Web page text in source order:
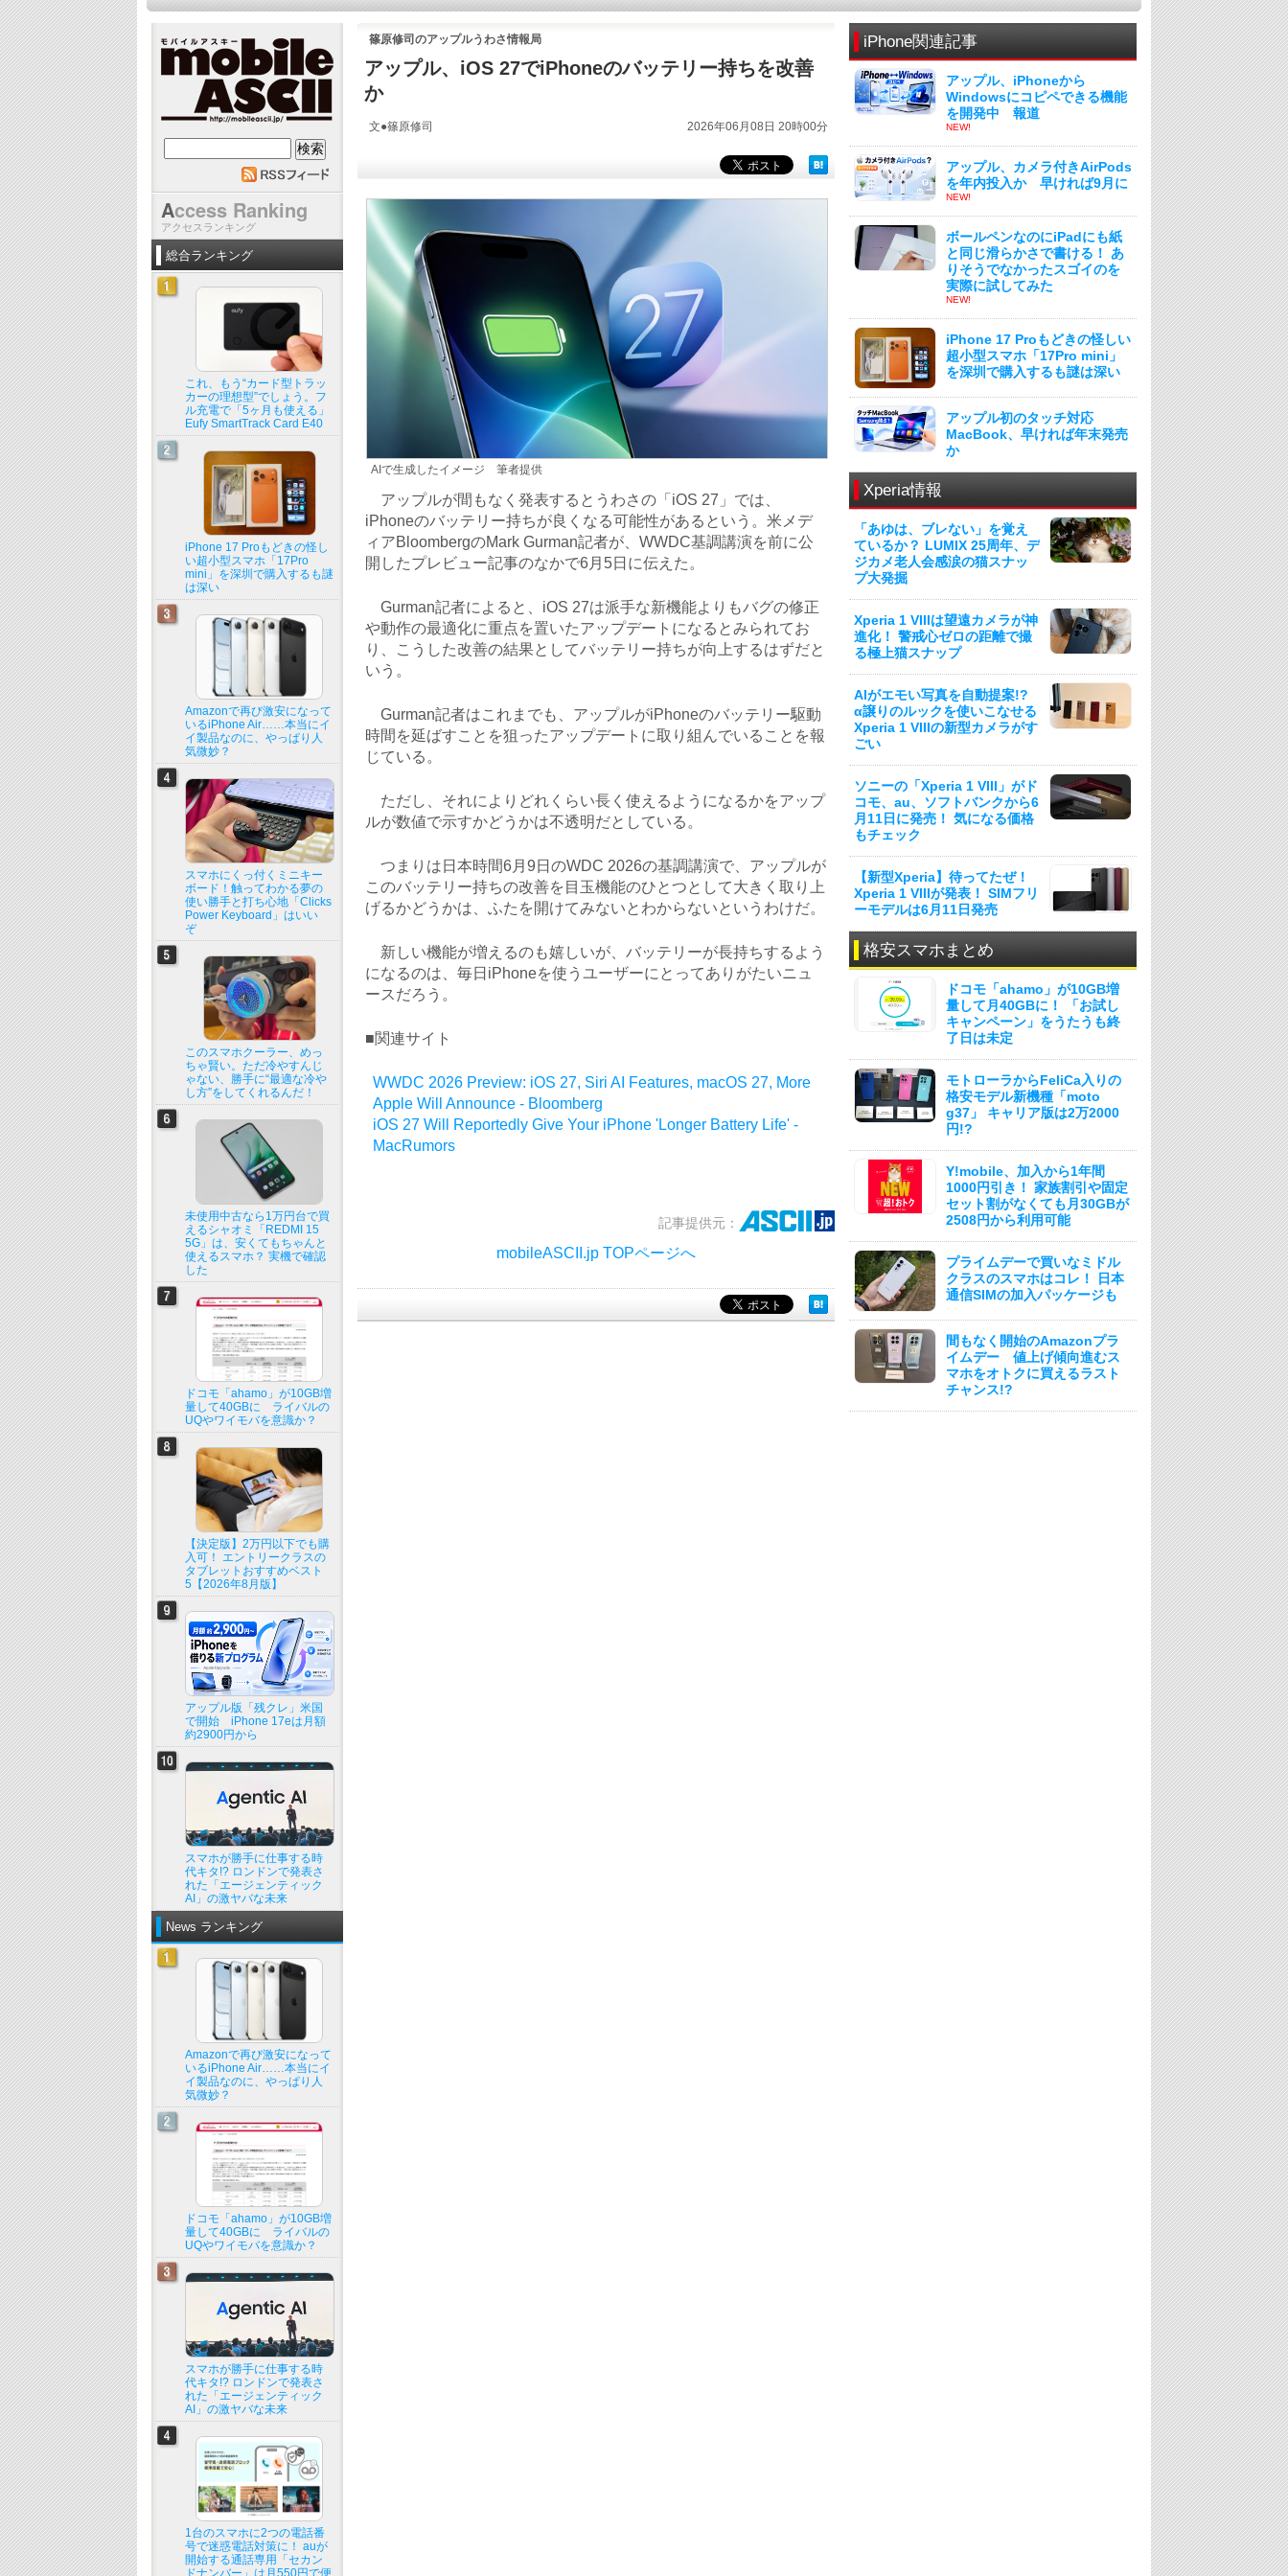
篠原修司のアップルうわさ情報局
アップル、iOS 27でiPhoneのバッテリー持ちを改善
か
文●篠原修司 2026年06月08日 20時00分
AIで生成したイメージ 筆者提供
アップルが間もなく発表するとうわさの「iOS 27」では、
iPhoneのバッテリー持ちが良くなる可能性があるという。米メデ
ィアBloombergのMark Gurman記者が、WWDC基調講演を前に公
開したプレビュー記事のなかで6月5日に伝えた。
Gurman記者によると、iOS 27は派手な新機能よりもバグの修正
や動作の最適化に重点を置いたアップデートになるとみられてお
り、こうした改善の結果としてバッテリー持ちが向上するはずだと
いう。
Gurman記者はこれまでも、アップルがiPhoneのバッテリー駆動
時間を延ばすことを狙ったアップデートに取り組んでいることを報
じている。
ただし、それによりどれくらい長く使えるようになるかをアップ
ルが数値で示すかどうかは不透明だとしている。
つまりは日本時間6月9日のWDC 2026の基調講演で、アップルが
このバッテリー持ちの改善を目玉機能のひとつとして大きく取り上
げるかどうかは、ふたを開けてみないとわからないというわけだ。
新しい機能が増えるのも嬉しいが、バッテリーが長持ちするよう
になるのは、毎日iPhoneを使うユーザーにとってありがたいニュ
ースだろう。
■関連サイト
WWDC 2026 Preview: iOS 27, Siri AI Features, macOS 27, More
Apple Will Announce - Bloomberg
iOS 27 Will Reportedly Give Your iPhone 'Longer Battery Life' -
MacRumors
記事提供元：
mobileASCII.jp TOPページへ
iPhone関連記事
アップル、iPhoneから
Windowsにコピペできる機能
を開発中 報道
NEW!
アップル、カメラ付きAirPods
を年内投入か 早ければ9月に
NEW!
ボールペンなのにiPadにも紙
と同じ滑らかさで書ける！ あ
りそうでなかったスゴイのを
実際に試してみた
NEW!
iPhone 17 Proもどきの怪しい
超小型スマホ「17Pro mini」
を深圳で購入するも謎は深い
アップル初のタッチ対応
MacBook、早ければ年末発売
か
Xperia情報
「あゆは、ブレない」を覚え
ているか？ LUMIX 25周年、デ
ジカメ老人会感涙の猫スナッ
プ大発掘
Xperia 1 VIIIは望遠カメラが神
進化！ 警戒心ゼロの距離で撮
る極上猫スナップ
AIがエモい写真を自動提案!?
α譲りのルックを使いこなせる
Xperia 1 VIIIの新型カメラがす
ごい
ソニーの「Xperia 1 VIII」がド
コモ、au、ソフトバンクから6
月11日に発売！ 気になる価格
もチェック
【新型Xperia】待ってたぜ！
Xperia 1 VIIIが発表！ SIMフリ
ーモデルは6月11日発売
格安スマホまとめ
ドコモ「ahamo」が10GB増
量して月40GBに！ 「お試し
キャンペーン」をうたうも終
了日は未定
モトローラからFeliCa入りの
格安モデル新機種「moto
g37」 キャリア版は2万2000
円!?
Y!mobile、加入から1年間
1000円引き！ 家族割引や固定
セット割がなくても月30GBが
2508円から利用可能
プライムデーで買いなミドル
クラスのスマホはコレ！ 日本
通信SIMの加入パッケージも
間もなく開始のAmazonプラ
イムデー 値上げ傾向進むス
マホをオトクに買えるラスト
チャンス!?
mobile ASCII
Access Ranking
アクセスランキング
総合ランキング
これ、もう“カード型トラッ
カーの理想型”でしょう。フ
ル充電で「5ヶ月も使える」
Eufy SmartTrack Card E40
iPhone 17 Proもどきの怪し
い超小型スマホ「17Pro
mini」を深圳で購入するも謎
は深い
Amazonで再び激安になって
いるiPhone Air……本当にイ
イ製品なのに、やっぱり人
気微妙？
スマホにくっ付くミニキー
ボード！触ってわかる夢の
使い勝手と打ち心地「Clicks
Power Keyboard」はいい
ぞ
このスマホクーラー、めっ
ちゃ賢い。ただ冷やすんじ
ゃない、勝手に“最適な冷や
し方”をしてくれるんだ！
未使用中古なら1万円台で買
えるシャオミ「REDMI 15
5G」は、安くてもちゃんと
使えるスマホ？ 実機で確認
した
ドコモ「ahamo」が10GB増
量して40GBに ライバルの
UQやワイモバを意識か？
【決定版】2万円以下でも購
入可！ エントリークラスの
タブレットおすすめベスト
5【2026年8月版】
アップル版「残クレ」米国
で開始 iPhone 17eは月額
約2900円から
スマホが勝手に仕事する時
代キタ!? ロンドンで発表さ
れた「エージェンティック
AI」の激ヤバな未来
News ランキング
Amazonで再び激安になって
いるiPhone Air……本当にイ
イ製品なのに、やっぱり人
気微妙？
ドコモ「ahamo」が10GB増
量して40GBに ライバルの
UQやワイモバを意識か？
スマホが勝手に仕事する時
代キタ!? ロンドンで発表さ
れた「エージェンティック
AI」の激ヤバな未来
1台のスマホに2つの電話番
号で迷惑電話対策に！ auが
開始する通話専用「セカン
ドナンバー」は月550円で便